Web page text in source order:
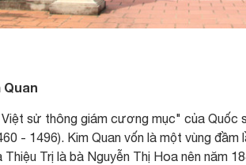
Quan
sử thông giám cương mục" của Quốc
- 1496). Kim Quan vốn là một vùng
Thiệu Trị là bà Nguyễn Thị Hoa nên năm